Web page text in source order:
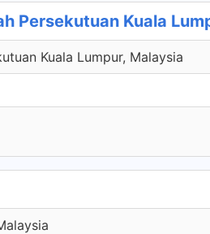
Persekutuan Kuala
Kuala Lumpur, Malaysia